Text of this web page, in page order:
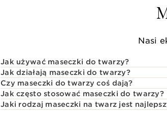
Nasi
Jak używać maseczki do twarzy?
Jak działają maseczki do twarzy?
Czy maseczki do twarzy coś dają?
Jak często stosować maseczki do twarzy?
Jaki rodzaj maseczki na twarz jest